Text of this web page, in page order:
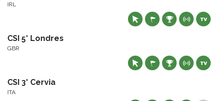
IRL
CSI 5* Londres
GBR
CSI 3* Cervia
ITA